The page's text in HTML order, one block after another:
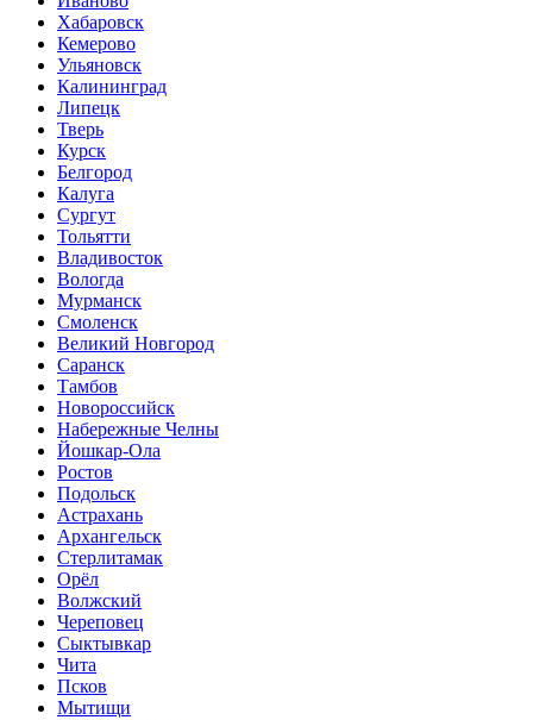
Хабаровск
Кемерово
Ульяновск
Калининград
Липецк
Тверь
Курск
Белгород
Калуга
Сургут
Тольятти
Владивосток
Вологда
Мурманск
Смоленск
Великий Новгород
Саранск
Тамбов
Новороссийск
Набережные Челны
Йошкар-Ола
Ростов
Подольск
Астрахань
Архангельск
Стерлитамак
Орёл
Волжский
Череповец
Сыктывкар
Чита
Псков
Мытищи